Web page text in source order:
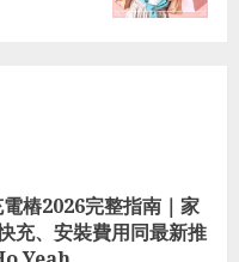
樁2026完整指南｜家
充、安裝費用同最新推